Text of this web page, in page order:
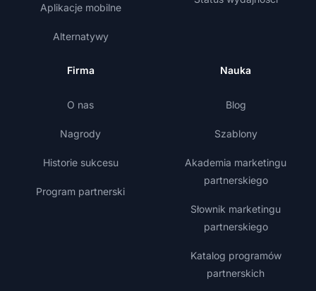
Aplikacje mobilne
Alternatywy
Firma
O nas
Nagrody
Historie sukcesu
Program partnerski
Nauka
Blog
Szablony
Akademia marketingu
partnerskiego
Słownik marketingu
partnerskiego
Katalog programów
partnerskich